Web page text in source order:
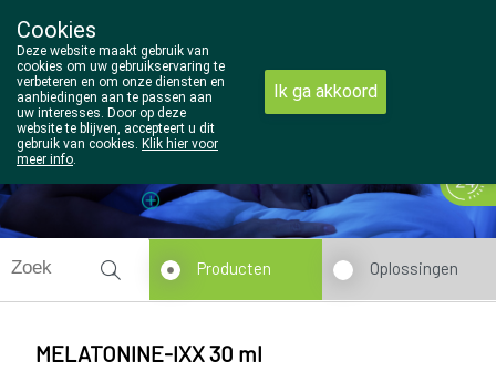
014/810298
Vandaag
Producten Oplossingen
MELATONINE-IXX 30 ml
Cookies
Deze website maakt gebruik van
cookies om uw gebruikservaring te
verbeteren en om onze diensten en
aanbiedingen aan te passen aan
uw interesses. Door op deze
website te blijven, accepteert u dit
gebruik van cookies. Klik hier voor
meer info.
Ik ga akkoord